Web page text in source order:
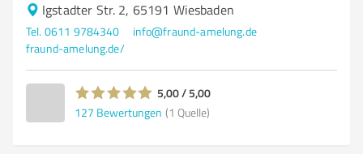
Igstadter Str. 2, 65191 Wiesbaden
Tel. 0611 9784340
info@fraund-amelung.de
fraund-amelung.de/
5,00 / 5,00
127 Bewertungen (1 Quelle)